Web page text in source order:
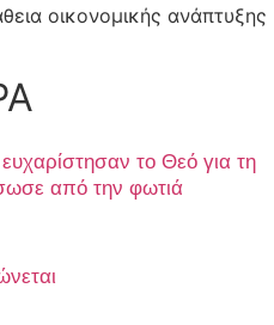
οικονομικής ανάπτυξης
το Θεό για τη
από την φωτιά